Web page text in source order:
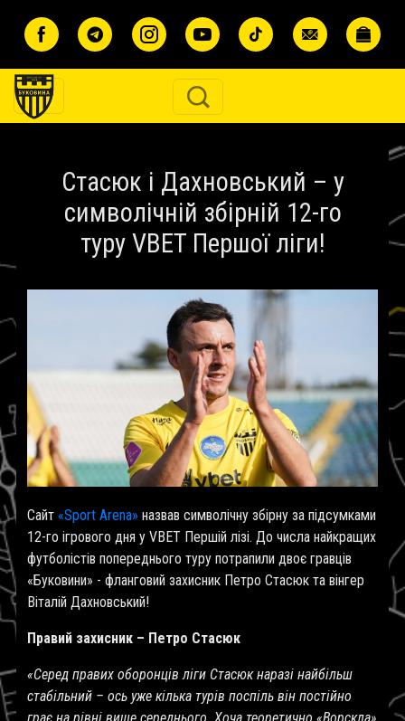
Стасюк і Дахновський – у
символічній збірній 12-го
туру VBET Першої ліги!
Сайт «Sport Arena» назвав символічну збірну за підсумками
12-го ігрового дня у VBET Першій лізі. До числа найкращих
футболістів попереднього туру потрапили двоє гравців
«Буковини» - фланговий захисник Петро Стасюк та вінгер
Віталій Дахновський!
Правий захисник – Петро Стасюк
«Серед правих оборонців ліги Стасюк наразі найбільш
стабільний – ось уже кілька турів поспіль він постійно
грає на рівні вище середнього. Хоча теоретично «Ворскла»